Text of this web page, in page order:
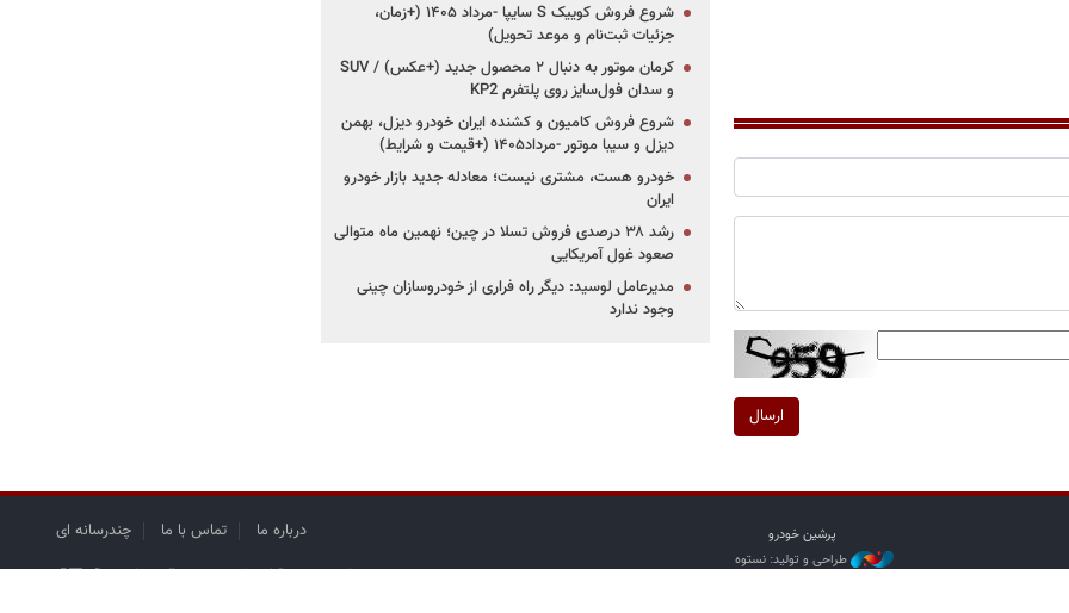
ارسال
شروع فروش کوییک S سایپا -مرداد ۱۴۰۵ (+زمان،
جزئیات ثبت‌نام و موعد تحویل)
کرمان موتور به دنبال ۲ محصول جدید (+عکس) / SUV
و سدان فول‌سایز روی پلتفرم KP2
شروع فروش کامیون و کشنده ایران خودرو دیزل، بهمن
دیزل و سیبا موتور -مرداد۱۴۰۵ (+قیمت و شرایط)
خودرو هست، مشتری نیست؛ معادله جدید بازار خودرو
ایران
رشد ۳۸ درصدی فروش تسلا در چین؛ نهمین ماه متوالی
صعود غول آمریکایی
مدیرعامل لوسید: دیگر راه فراری از خودروسازان چینی
وجود ندارد
پرشین خودرو
طراحی و تولید: نستوه
درباره ما تماس با ما چندرسانه ای